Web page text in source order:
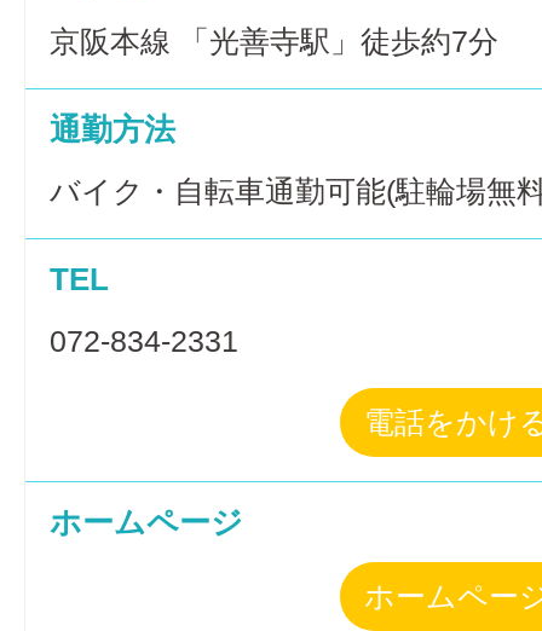
京阪本線 「光善寺駅」徒歩約7分
通勤方法
バイク・自転車通勤可能(駐輪場無
TEL
072-834-2331
電話をかけ
ホームページ
ホームペー